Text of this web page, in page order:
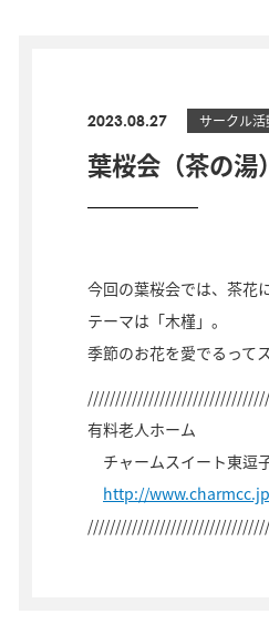
2023.08.27 サークル活
葉桜会（茶の
今回の葉桜会では、茶花
テーマは「木槿」。
季節のお花を愛でるって
有料老人ホーム
チャームスイート東逗
http://